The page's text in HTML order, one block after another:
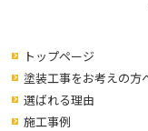
トップページ
塗装工事をお考えの方
選ばれる理由
施工事例